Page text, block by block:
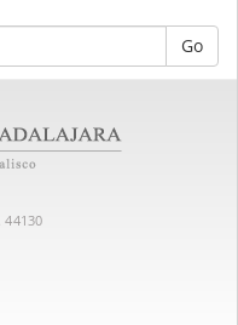
Go
44130